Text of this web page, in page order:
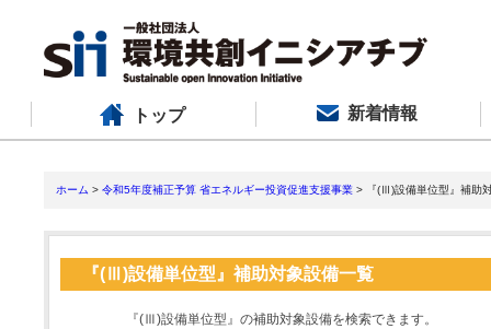
トップ 新着情報
ホーム > 令和5年度補正予算 省エネルギー投資促進支援事業 > 『(Ⅲ)設備単位型』補助
『(Ⅲ)設備単位型』補助対象設備一覧
『(Ⅲ)設備単位型』の補助対象設備を検索できます。